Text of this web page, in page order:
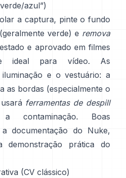
azul”)
a captura, pinte o fundo
verde) e remova
e aprovado em filmes
ideal para vídeo. As
e o vestuário: a
as bordas (especialmente o
ferramentas de despill
contaminação. Boas
a documentação do Nuke,
prática do
(CV clássico)